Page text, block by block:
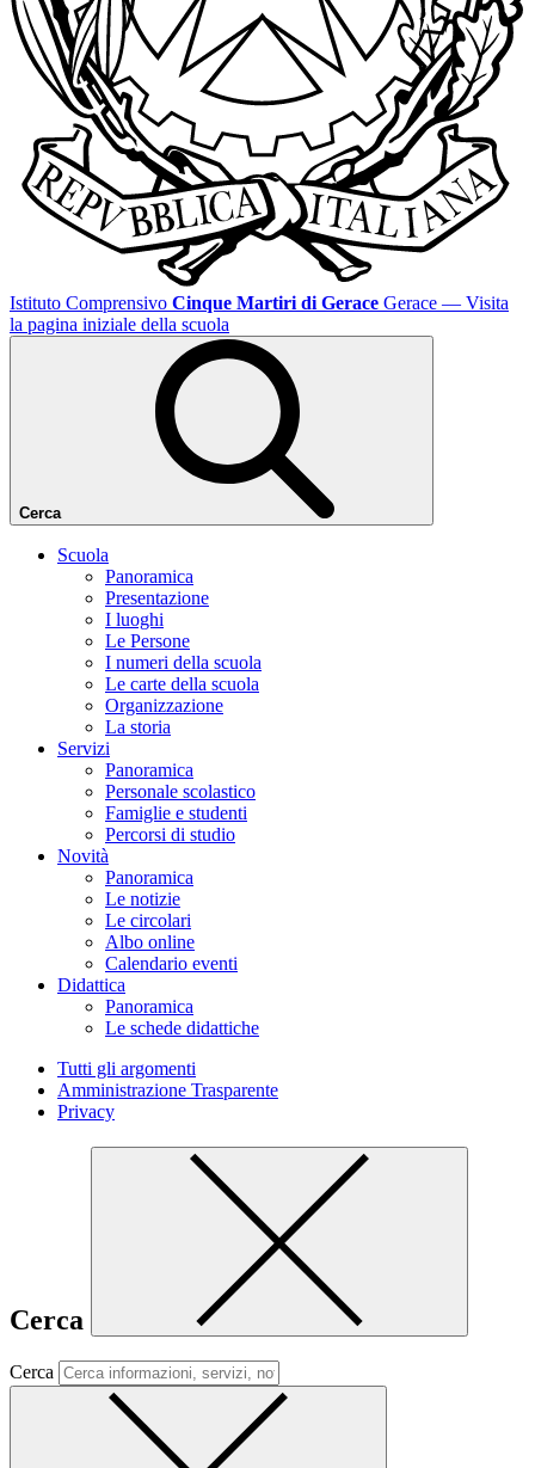
Istituto Comprensivo Cinque Martiri di Gerace Gerace — Visita
la pagina iniziale della scuola
Cerca
Scuola
Panoramica
Presentazione
I luoghi
Le Persone
I numeri della scuola
Le carte della scuola
Organizzazione
La storia
Servizi
Panoramica
Personale scolastico
Famiglie e studenti
Percorsi di studio
Novità
Panoramica
Le notizie
Le circolari
Albo online
Calendario eventi
Didattica
Panoramica
Le schede didattiche
Tutti gli argomenti
Amministrazione Trasparente
Privacy
Cerca
Cerca